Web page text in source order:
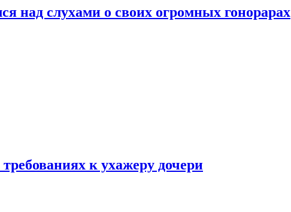
над слухами о своих огромных гонорарах
к ухажеру дочери